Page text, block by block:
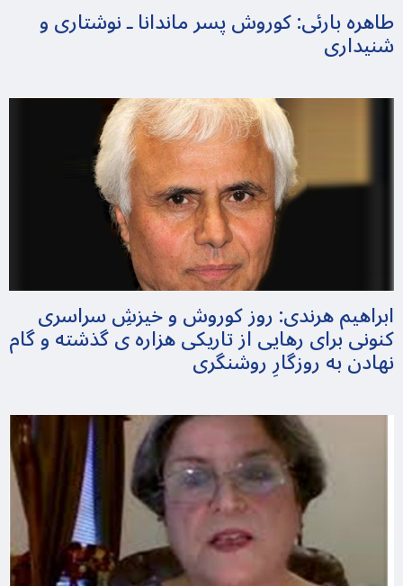
طاهره بارئی: کوروش پسر ماندانا ـ نوشتاری و
شنیداری
ابراهیم هرندی: روز کوروش و خیزشِ سراسری
کنونی برای رهایی از تاریکی هزاره ی گذشته و گام
نهادن به روزگارِ روشنگری